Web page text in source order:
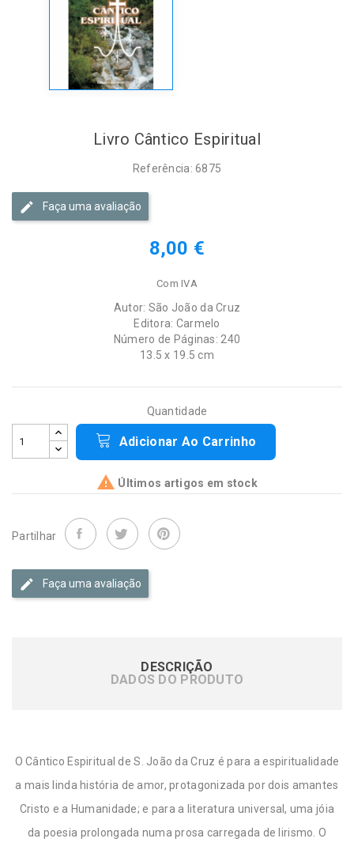
Livro Cântico Espiritual
Referência: 6875
Faça uma avaliação
8,00 €
Com IVA
Autor: São João da Cruz
Editora: Carmelo
Número de Páginas: 240
13.5 x 19.5 cm
Quantidade
Adicionar Ao Carrinho
 Últimos artigos em stock
Partilhar
Faça uma avaliação
DESCRIÇÃO
DADOS DO PRODUTO
O Cântico Espiritual de S. João da Cruz é para a espiritualidade
a mais linda história de amor, protagonizada por dois amantes
Cristo e a Humanidade; e para a literatura universal, uma jóia
da poesia prolongada numa prosa carregada de lirismo. O